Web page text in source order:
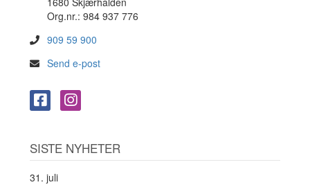
Org.nr.: 984 937 776
909 59 900
Send e-post
SISTE NYHETER
31. juli